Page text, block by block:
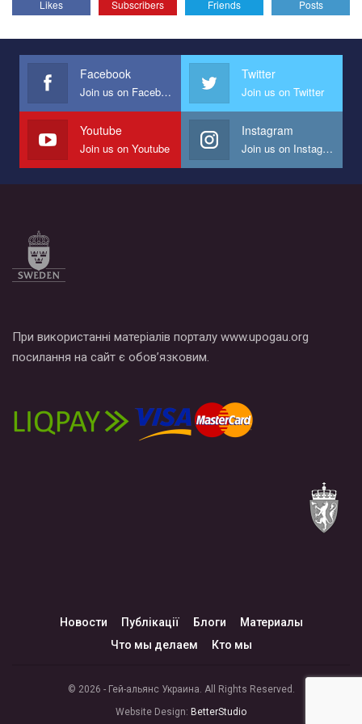
Эмоционально сильный ролик от команды "Гей-альянс
представляющий программу развития организации.
Мы просим вас поддержать нас и помочь нам реализовать
наш план по борьбе с насилием и дискриминацией на почве
СОГИ в Украине.
Все, что вам нужно сделать - это зайти на наш канал YouTube
по этой ссылке и поставить лайк под видео.
Likes Subscribers Friends Posts
Facebook
Join us on Facebook
Twitter
Join us on Twitter
Youtube
Join us on Youtube
Instagram
Join us on Instagram
При використанні матеріалів порталу www.upogau.org
посилання на сайт є обов’язковим.
Новости Публікації Блоги
Материалы
Что мы делаем
Кто мы
© 2026 - Гей-альянс Украина. All Rights Reserved.
Website Design: BetterStudio